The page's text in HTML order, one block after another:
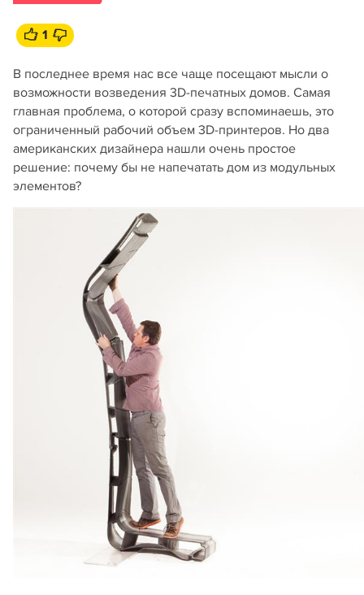
1
В последнее время нас все чаще посещают мысли о
возможности возведения 3D-печатных домов. Самая
главная проблема, о которой сразу вспоминаешь, это
ограниченный рабочий объем 3D-принтеров. Но два
американских дизайнера нашли очень простое
решение: почему бы не напечатать дом из модульных
элементов?